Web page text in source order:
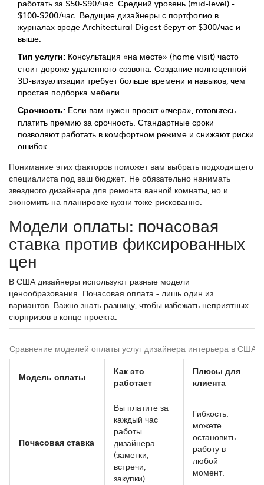
работать за $50-$90/час. Средний уровень (mid-level) -
$100-$200/час. Ведущие дизайнеры с портфолио в
журналах вроде Architectural Digest берут от $300/час и
выше.
Тип услуги: Консультация «на месте» (home visit) часто
стоит дороже удаленного созвона. Создание полноценной
3D-визуализации требует больше времени и навыков, чем
простая подборка мебели.
Срочность: Если вам нужен проект «вчера», готовьтесь
платить премию за срочность. Стандартные сроки
позволяют работать в комфортном режиме и снижают риски
ошибок.
Понимание этих факторов поможет вам выбрать подходящего
специалиста под ваш бюджет. Не обязательно нанимать
звездного дизайнера для ремонта ванной комнаты, но и
экономить на планировке кухни тоже рискованно.
Модели оплаты: почасовая
ставка против фиксированных
цен
В США дизайнеры используют разные модели
ценообразования. Почасовая оплата - лишь один из
вариантов. Важно знать разницу, чтобы избежать неприятных
сюрпризов в конце проекта.
Сравнение моделей оплаты услуг дизайнера интерьера в США
Модель оплаты
Как это
работает
Плюсы для
клиента
Почасовая ставка
Вы платите за
каждый час
работы
дизайнера
(заметки,
встречи,
закупки).
Гибкость:
можете
остановить
работу в
любой
момент.